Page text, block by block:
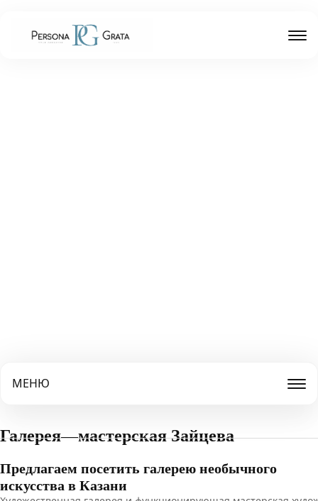
МЕНЮ
Галерея—мастерская Зайцева
Предлагаем посетить галерею необычного
искусства в Казани